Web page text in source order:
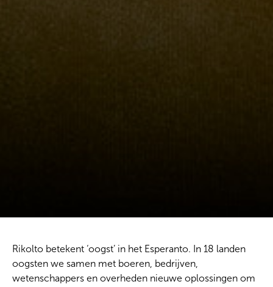
Rikolto betekent ‘oogst’ in het Esperanto. In 18 landen
oogsten we samen met boeren, bedrijven,
wetenschappers en overheden nieuwe oplossingen om